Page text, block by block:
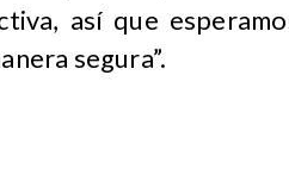
así que
segura”.